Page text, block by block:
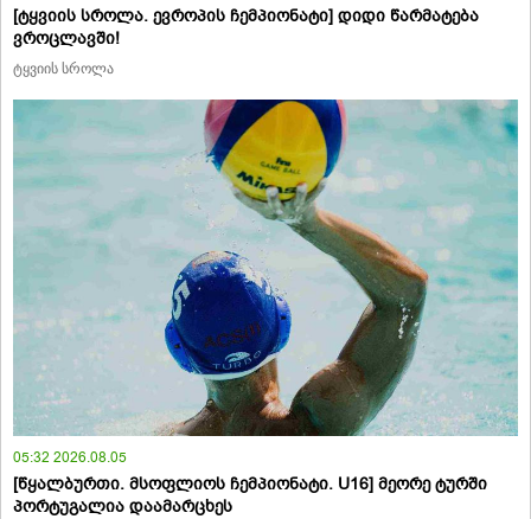
[ტყვიის სროლა. ევროპის ჩემპიონატი] დიდი წარმატება
ვროცლავში!
ტყვიის სროლა
05:32 2026.08.05
[წყალბურთი. მსოფლიოს ჩემპიონატი. U16] მეორე ტურში
პორტუგალია დაამარცხეს